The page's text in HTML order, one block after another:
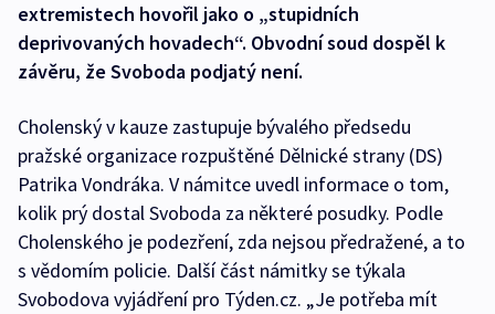
extremistech hovořil jako o „stupidních
deprivovaných hovadech“. Obvodní soud dospěl k
závěru, že Svoboda podjatý není.
Cholenský v kauze zastupuje bývalého předsedu
pražské organizace rozpuštěné Dělnické strany (DS)
Patrika Vondráka. V námitce uvedl informace o tom,
kolik prý dostal Svoboda za některé posudky. Podle
Cholenského je podezření, zda nejsou předražené, a to
s vědomím policie. Další část námitky se týkala
Svobodova vyjádření pro Týden.cz. „Je potřeba mít